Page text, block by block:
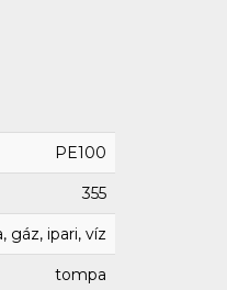
PE100
355
gáz, ipari, víz
tompa